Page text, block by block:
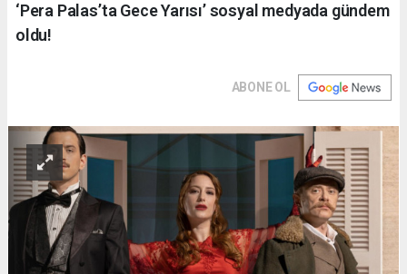
‘Pera Palas’ta Gece Yarısı’ sosyal medyada gündem
oldu!
ABONE OL